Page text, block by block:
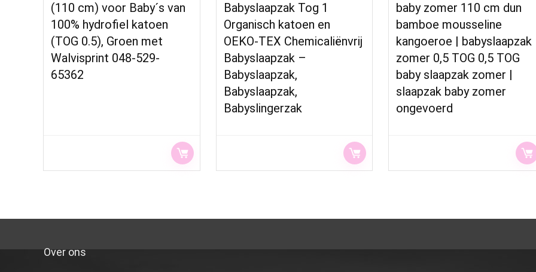
(110 cm) voor Baby´s van
100% hydrofiel katoen
(TOG 0.5), Groen met
Walvisprint 048-529-
65362
Babyslaapzak Tog 1
Organisch katoen en
OEKO-TEX Chemicaliënvrij
Babyslaapzak –
Babyslaapzak,
Babyslaapzak,
Babyslingerzak
baby zomer 110 cm dun
bamboe mousseline
kangoeroe | babyslaapzak
zomer 0,5 TOG 0,5 TOG
baby slaapzak zomer |
slaapzak baby zomer
ongevoerd
Over ons